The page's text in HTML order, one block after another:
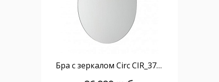
Бра с зеркалом Circ CIR_3706